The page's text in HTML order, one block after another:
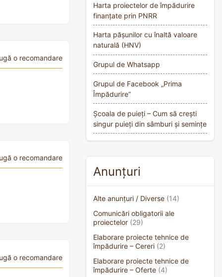
o recomandare
o recomandare
o recomandare
Harta proiectelor de împădurire
finanțate prin PNRR
Harta pășunilor cu înaltă valoare
naturală (HNV)
Grupul de Whatsapp
Grupul de Facebook „Prima
Împădurire”
Școala de puieți – Cum să crești
singur puieți din sâmburi și semințe
Anunțuri
Alte anunțuri / Diverse (14)
Comunicări obligatorii ale
proiectelor (29)
Elaborare proiecte tehnice de
împădurire – Cereri (2)
Elaborare proiecte tehnice de
împădurire – Oferte (4)